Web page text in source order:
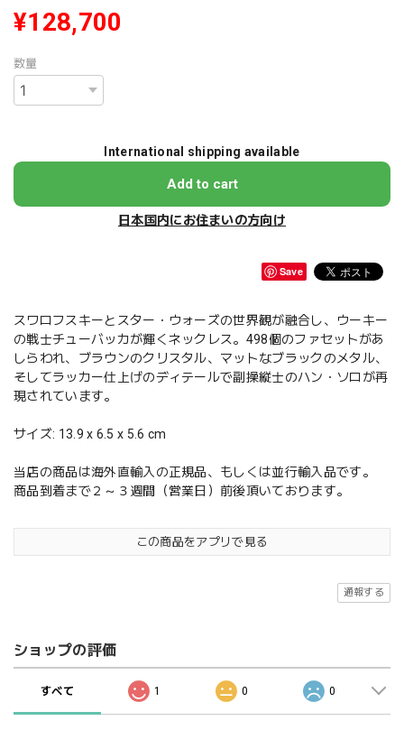
¥128,700
数量
International shipping available
Add to cart
日本国内にお住まいの方向け
Save
スワロフスキーとスター・ウォーズの世界観が融合し、ウーキー
の戦士チューバッカが輝くネックレス。498個のファセットがあ
しらわれ、ブラウンのクリスタル、マットなブラックのメタル、
そしてラッカー仕上げのディテールで副操縦士のハン・ソロが再
現されています。
サイズ: 13.9 x 6.5 x 5.6 cm
当店の商品は海外直輸入の正規品、もしくは並行輸入品です。
商品到着まで２～３週間（営業日）前後頂いております。
この商品をアプリで見る
通報する
ショップの評価
すべて 1 0 0